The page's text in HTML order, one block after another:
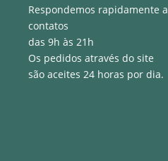
Respondemos rapidamente
contatos
das 9h às 21h
Os pedidos através do site
são aceites 24 horas por dia.